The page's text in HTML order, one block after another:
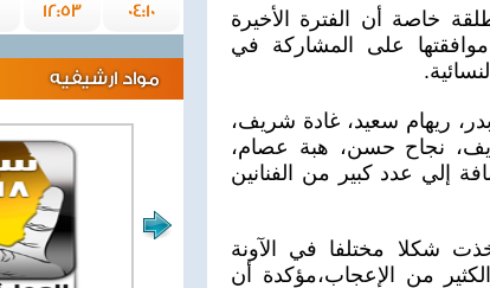
خاصة أن الفترة الأخيرة
على المشاركة في
ريهام سعيد، غادة شريف،
نجاح حسن، هبة عصام،
إلي عدد كبير من الفنانين
شكلا مختلفا في الآونة
من الإعجاب،مؤكدة أن
04:10
12:53
مواد ارشيفيه